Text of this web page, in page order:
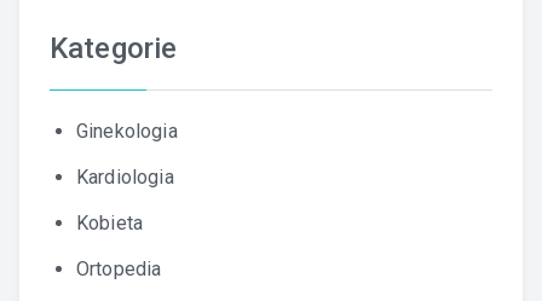
Kategorie
Ginekologia
Kardiologia
Kobieta
Ortopedia